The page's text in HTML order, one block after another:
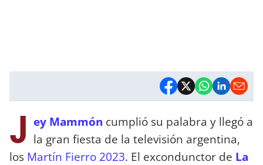
J ey Mammón cumplió su palabra y llegó a
la gran fiesta de la televisión argentina,
los Martín Fierro 2023. El excondunctor de La